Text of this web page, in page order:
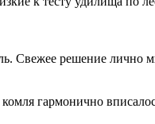
Свежее решение лично
гармонично